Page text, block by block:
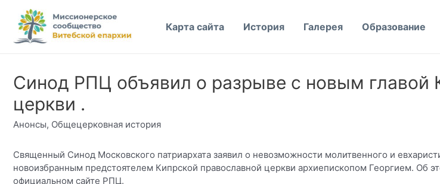
Перейти
содержимому
Карта сайта История Галерея Образование
Синод РПЦ объявил о разрыве с новым главой
церкви .
Анонсы, Общецерковная история
Священный Синод Московского патриархата заявил о невозможности молитвенного и
новоизбранным предстоятелем Кипрской православной церкви архиепископом Георгием. Об
официальном сайте РПЦ.